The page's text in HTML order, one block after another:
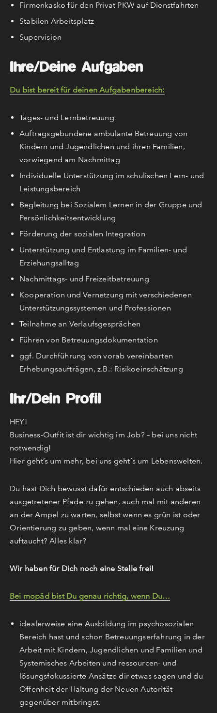
Firmenkasko für den Privat PKW auf Dienstfahrten
Stabilen Arbeitsplatz
Supervision
Ihre/Deine Aufgaben
Du bist bereit für deinen Aufgabenbereich:
Tages- und Lernbetreuung
Auftragsgebundene ambulante Betreuung von
Kindern und Jugendlichen und ihren Familien,
vorwiegend am Nachmittag
Individuelle Unterstützung im schulischen Lern- und
Leistungsbereich
Begleitung bei Sozialem Lernen in der Gruppe und
Persönlichkeitsentwicklung
Förderung der sozialen Integration
Unterstützung und Entlastung im Familien- und
Erziehungsalltag
Nachmittags- und Freizeitbetreuung
Kooperation und Vernetzung mit verschiedenen
Unterstützungssystemen und Professionen
Teilnahme an Verlaufsgesprächen
Führen von Betreuungsdokumentation
ggf. Durchführung von vorab vereinbarten
Erhebungsaufträgen, z.B.: Risikoeinschätzung
Ihr/Dein Profil
HEY!
Business-Outfit ist dir wichtig im Job? – bei uns nicht
notwendig!
Hier geht’s um mehr, bei uns geht´s um Lebenswelten.
Du hast Dich bewusst dafür entschieden auch abseits
ausgetretener Pfade zu gehen, auch mal mit anderen
an der Ampel zu warten, selbst wenn es grün ist oder
Orientierung zu geben, wenn mal eine Kreuzung
auftaucht? Alles klar?
Wir haben für Dich noch eine Stelle frei!
Bei mopäd bist Du genau richtig, wenn Du…
idealerweise eine Ausbildung im psychosozialen
Bereich hast und schon Betreuungserfahrung in der
Arbeit mit Kindern, Jugendlichen und Familien und
Systemisches Arbeiten und ressourcen- und
lösungsfokussierte Ansätze dir etwas sagen und du
Offenheit der Haltung der Neuen Autorität
gegenüber mitbringst.